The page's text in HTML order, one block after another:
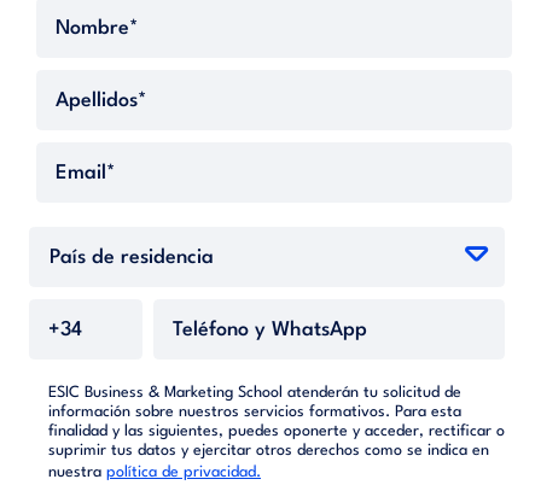
ESIC Business & Marketing School atenderán tu solicitud de
información sobre nuestros servicios formativos. Para esta
finalidad y las siguientes, puedes oponerte y acceder, rectificar o
suprimir tus datos y ejercitar otros derechos como se indica en
nuestra política de privacidad.